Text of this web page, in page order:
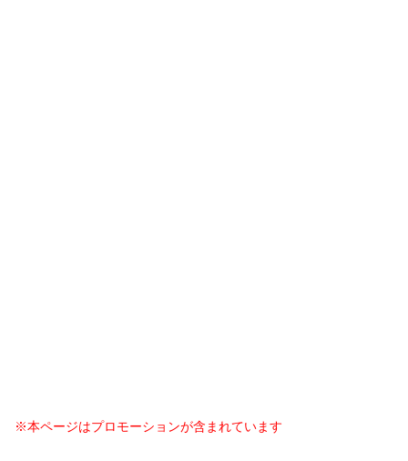
※本ページはプロモーションが含まれています